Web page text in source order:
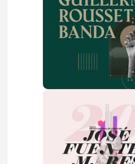
La Universidad
Ciudad Juárez convoca
Premio Anual de Crítica
Ensayo Político
Banda
VER MÁS
Convocatoria
Mares
La Universidad
Ciudad Juárez convoca
Premio Nacional de